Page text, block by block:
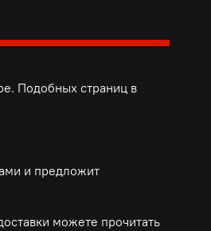
Подобных страниц в
и предложит
можете прочитать